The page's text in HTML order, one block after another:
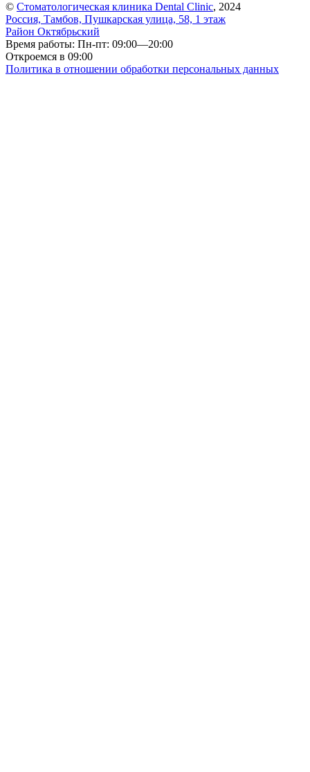
© Стоматологическая клиника Dental Clinic, 2024
Россия, Тамбов, Пушкарская улица, 58, 1 этаж
Район Октябрьский
Время работы: Пн-пт: 09:00—20:00
Откроемся в 09:00
Политика в отношении обработки персональных данных